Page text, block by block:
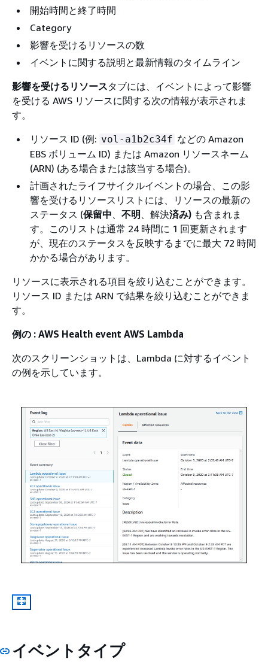
開始時間と終了時間
Category
影響を受けるリソースの数
イベントに関する説明と最新情報のタイムライン
影響を受けるリソースタブには、イベントによって影響
を受ける AWS リソースに関する次の情報が表示されま
す。
リソース ID (例: vol-a1b2c34f などの Amazon
EBS ボリューム ID) または Amazon リソースネーム
(ARN) (ある場合または該当する場合)。
計画されたライフサイクルイベントの場合、この影
響を受けるリソースリストには、リソースの最新の
ステータス (保留中、 不明 、解決済み) も含まれま
す。このリストは通常 24 時間に 1 回更新されます
が、現在のステータスを反映するまでに最大 72 時間
かかる場合があります。
リソースに表示される項目を絞り込むことができます。
リソース ID または ARN で結果を絞り込むことができま
す。
例の : AWS Health event AWS Lambda
次のスクリーンショットは、Lambda に対するイベント
の例を示しています。
イベントタイプ